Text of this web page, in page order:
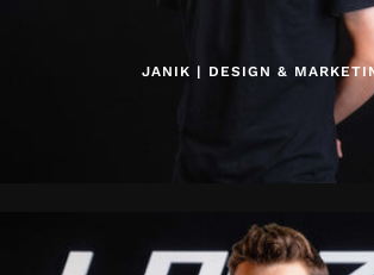
JANIK | DESIGN &